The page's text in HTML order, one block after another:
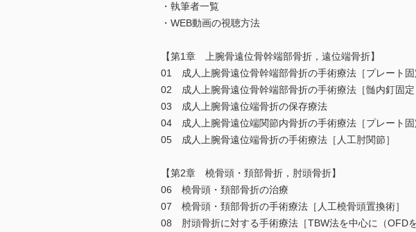
・執筆者一覧
・WEB動画の視聴方法
【第1章 上腕骨遠位骨幹端部骨折，遠位端骨折】
01 成人上腕骨遠位骨幹端部骨折の手術療法［プレート固
02 成人上腕骨遠位骨幹端部骨折の手術療法［髄内釘固定
03 成人上腕骨遠位端骨折の保存療法
04 成人上腕骨遠位端関節内骨折の手術療法［プレート固
05 成人上腕骨遠位端骨折の手術療法［人工肘関節］
【第2章 橈骨頭・頚部骨折，肘頭骨折】
06 橈骨頭・頚部骨折の治療
07 橈骨頭・頚部骨折の手術療法［人工橈骨頭置換術］
08 肘頭骨折に対する手術療法［TBW法を中心に（OFDを